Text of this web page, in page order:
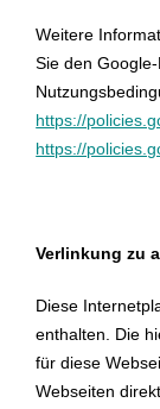
Weitere
Sie den
https://
https://
Verlinkung zu
Diese
enthalten. Die
für diese
Webseiten